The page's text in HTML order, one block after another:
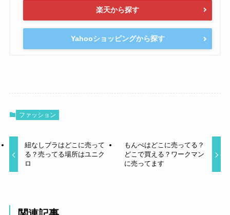
楽天から探す
Yahooショッピングから探す
ファッション
紐なしブラはどこに売って
る？売ってる場所はユニク
ロ
もんぺはどこに売ってる？
どこで買える？ワークマン
に売ってます